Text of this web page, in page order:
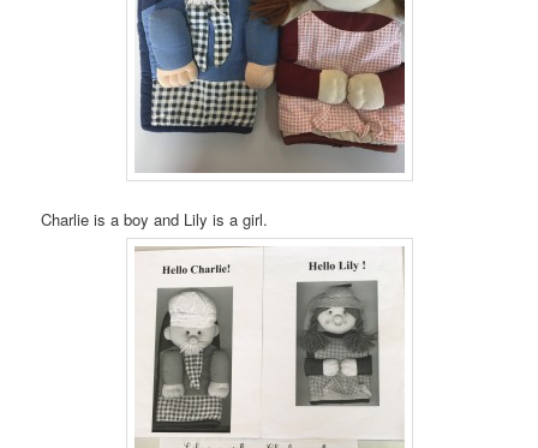
Charlie is a boy and Lily is a girl.